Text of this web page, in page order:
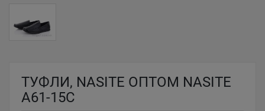
ТУФЛИ, NASITE ОПТОМ NASITE
A61-15C